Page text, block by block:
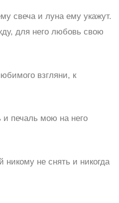
свеча и луна ему укажут.
для него любовь свою
взгляни, к
печаль мою на него
никому не снять и никогда